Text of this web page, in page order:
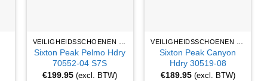
Sixton Peak Pelmo Hdry
70552-04 S7S
€199.95 (excl. BTW)
Sixton Peak Canyon
Hdry 30519-08
€189.95 (excl. BTW)